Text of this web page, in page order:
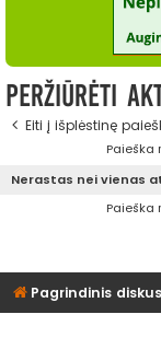
Peržiūrėti
Eiti į išplėstinę
Paieška
Nerastas nei vienas
Paieška
Pagrindinis